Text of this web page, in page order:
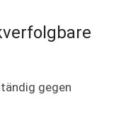
gegen